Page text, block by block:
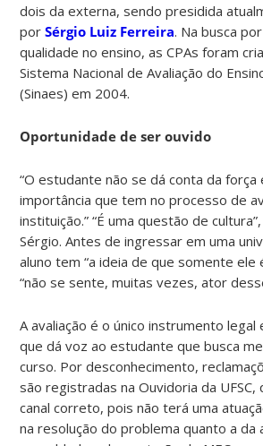
dois da externa, sendo presidida
porSérgio Luiz Ferreira. Na busca
qualidade no ensino, as CPAs foram
Sistema Nacional de Avaliação do
(Sinaes) em 2004.
Oportunidade de ser ouvido
“O estudante não se dá conta da força
importância que tem no processo de
instituição.” “É uma questão de
Sérgio. Antes de ingressar em uma
aluno tem “a ideia de que somente ele
“não se sente, muitas vezes, ator
A avaliação é o único instrumento legal
que dá voz ao estudante que busca
curso. Por desconhecimento,
são registradas na Ouvidoria da UFSC,
canal correto, pois não terá uma
na resolução do problema quanto a da